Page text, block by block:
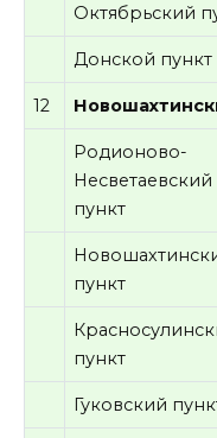
Октябрьский
Донской пункт
12
Родионово-
Несветаевский
пункт
пункт
пункт
Гуковский